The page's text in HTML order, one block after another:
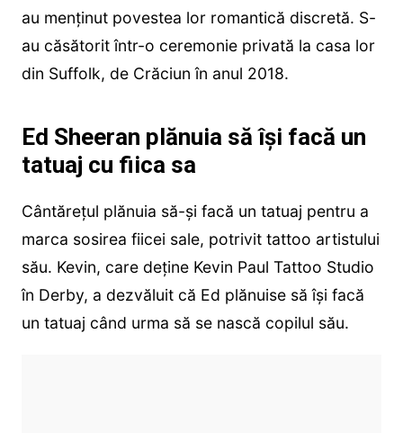
au menținut povestea lor romantică discretă. S-
au căsătorit într-o ceremonie privată la casa lor
din Suffolk, de Crăciun în anul 2018.
Ed Sheeran plănuia să își facă un
tatuaj cu fiica sa
Cântărețul plănuia să-și facă un tatuaj pentru a
marca sosirea fiicei sale, potrivit tattoo artistului
său. Kevin, care deține Kevin Paul Tattoo Studio
în Derby, a dezvăluit că Ed plănuise să își facă
un tatuaj când urma să se nască copilul său.